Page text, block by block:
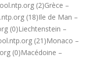
(2)Grèce –
(18)Ile de Man –
(0)Liechtenstein –
(21)Monaco –
(0)Macédoine –